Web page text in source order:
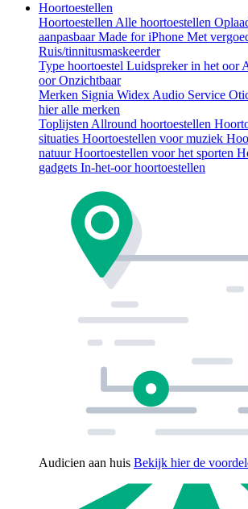
Hoortoestellen
HoortoestellenAlle hoortoestellen
aanpasbaarMade for iPhone Met
Ruis/tinnitusmaskeerder
Type hoortoestel Luidspreker in het oor
oorOnzichtbaar
Merken Signia WidexAudio Service
hier alle merken
ToplijstenAllround hoortoestellen
situaties Hoortoestellen voor muziek
natuurHoortoestellen voor het sporten
gadgets In-het-oor hoortoestellen
Audicien aan huis Bekijk hier de